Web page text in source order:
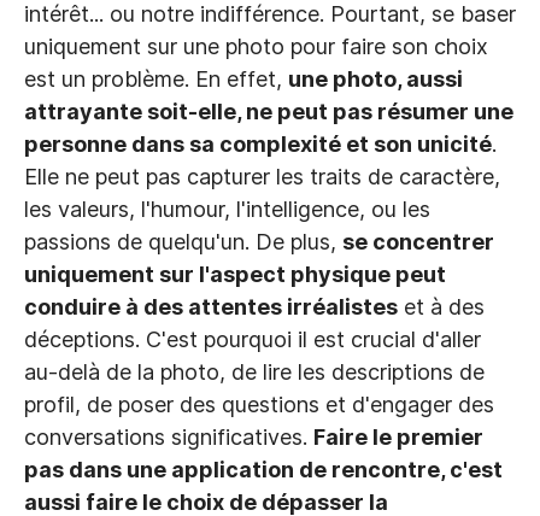
intérêt... ou notre indifférence. Pourtant, se baser
uniquement sur une photo pour faire son choix
est un problème. En effet, une photo, aussi
attrayante soit-elle, ne peut pas résumer une
personne dans sa complexité et son unicité.
Elle ne peut pas capturer les traits de caractère,
les valeurs, l'humour, l'intelligence, ou les
passions de quelqu'un. De plus, se concentrer
uniquement sur l'aspect physique peut
conduire à des attentes irréalistes et à des
déceptions. C'est pourquoi il est crucial d'aller
au-delà de la photo, de lire les descriptions de
profil, de poser des questions et d'engager des
conversations significatives. Faire le premier
pas dans une application de rencontre, c'est
aussi faire le choix de dépasser la